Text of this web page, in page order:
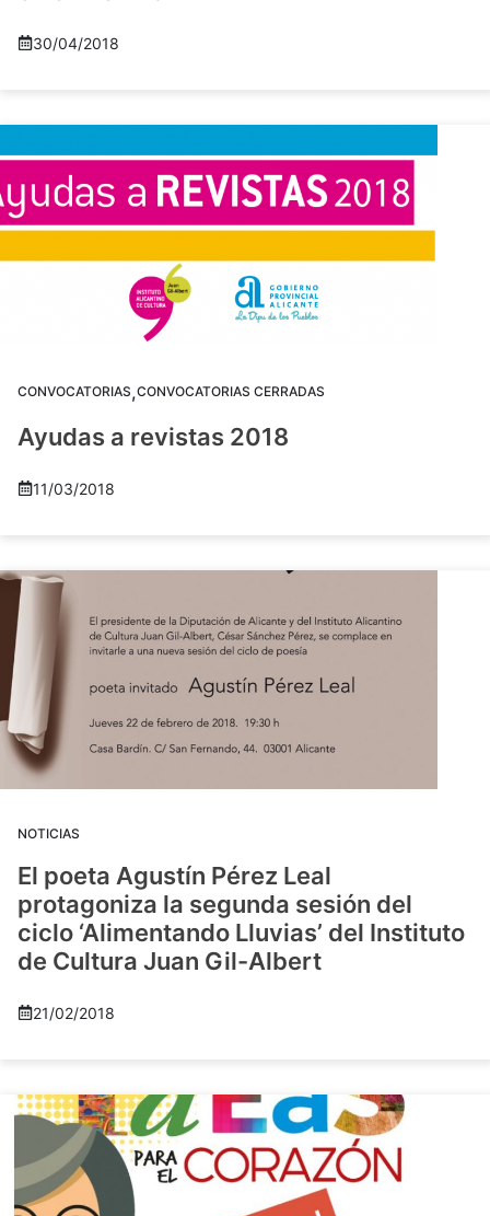
30/04/2018
CONVOCATORIAS,CONVOCATORIAS CERRADAS
Ayudas a revistas 2018
11/03/2018
NOTICIAS
El poeta Agustín Pérez Leal
protagoniza la segunda sesión del
ciclo ‘Alimentando Lluvias’ del Instituto
de Cultura Juan Gil-Albert
21/02/2018